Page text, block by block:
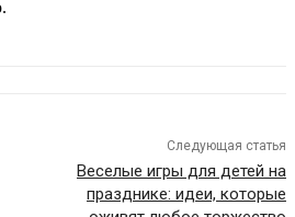
Следующая статья
Веселые игры для детей на
празднике: идеи, которые